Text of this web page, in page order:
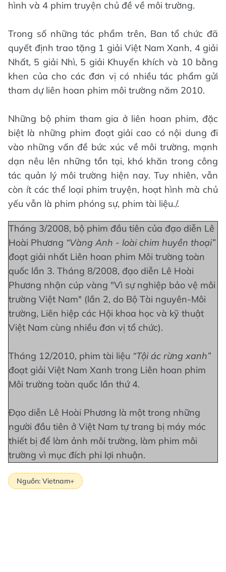
hình và 4 phim truyện chủ đề về môi trường.
Trong số những tác phẩm trên, Ban tổ chức đã
quyết định trao tặng 1 giải Việt Nam Xanh, 4 giải
Nhất, 5 giải Nhì, 5 giải Khuyến khích và 10 bằng
khen của cho các đơn vị có nhiều tác phẩm gửi
tham dự liên hoan phim môi trường năm 2010.
Những bộ phim tham gia ở liên hoan phim, đặc
biệt là những phim đoạt giải cao có nội dung đi
vào những vấn đề bức xúc về môi trường, mạnh
dạn nêu lên những tồn tại, khó khăn trong công
tác quản lý môi trường hiện nay. Tuy nhiên, vẫn
còn ít các thể loại phim truyện, hoạt hình mà chủ
yếu vẫn là phim phóng sự, phim tài liệu./.
Tháng 3/2008, bộ phim đầu tiên của đạo diễn Lê
Hoài Phương “Vàng Anh - loài chim huyền thoại”
đoạt giải nhất Liên hoan phim Môi trường toàn
quốc lần 3. Tháng 8/2008, đạo diễn Lê Hoài
Phương nhận cúp vàng "Vì sự nghiệp bảo vệ môi
trường Việt Nam" (lần 2, do Bộ Tài nguyên-Môi
trường, Liên hiệp các Hội khoa học và kỹ thuật
Việt Nam cùng nhiều đơn vị tổ chức).
Tháng 12/2010, phim tài liệu “Tội ác rừng xanh”
đoạt giải Việt Nam Xanh trong Liên hoan phim
Môi trường toàn quốc lần thứ 4.
Đạo diễn Lê Hoài Phương là một trong những
người đầu tiên ở Việt Nam tự trang bị máy móc
thiết bị để làm ảnh môi trường, làm phim môi
trường vì mục đích phi lợi nhuận.
Nguồn: Vietnam+